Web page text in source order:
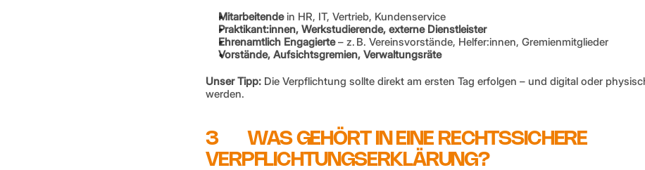
Mitarbeitende in HR, IT, Vertrieb, Kundenservice
Praktikant:innen, Werkstudierende, externe Dienstleister
Ehrenamtlich Engagierte – z. B. Vereinsvorstände, Helfer:innen, Gremienmitglieder
Vorstände, Aufsichtsgremien, Verwaltungsräte
Unser Tipp: Die Verpflichtung sollte direkt am ersten Tag erfolgen – und digital oder
werden.
3       WAS GEHÖRT IN EINE RECHTSSICHERE
VERPFLICHTUNGSERKLÄRUNG?